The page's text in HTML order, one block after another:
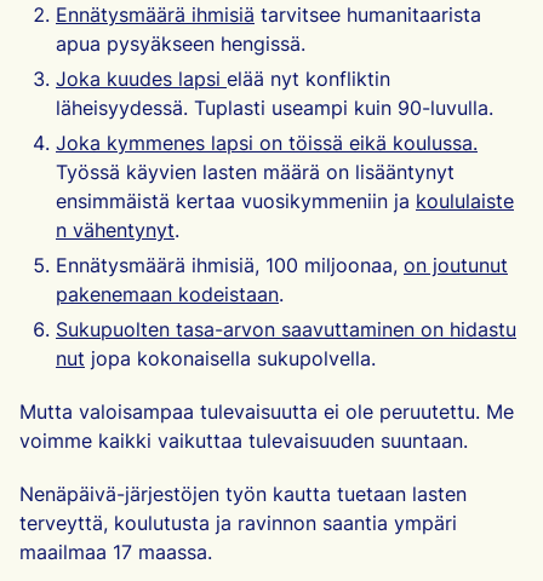
Ennätysmäärä ihmisiä tarvitsee humanitaarista
apua pysyäkseen hengissä.
Joka kuudes lapsi elää nyt konfliktin
läheisyydessä. Tuplasti useampi kuin 90-luvulla.
Joka kymmenes lapsi on töissä eikä koulussa.
Työssä käyvien lasten määrä on lisääntynyt
ensimmäistä kertaa vuosikymmeniin ja koululaiste
n vähentynyt.
Ennätysmäärä ihmisiä, 100 miljoonaa, on joutunut
pakenemaan kodeistaan.
Sukupuolten tasa-arvon saavuttaminen on hidastu
nut jopa kokonaisella sukupolvella.
Mutta valoisampaa tulevaisuutta ei ole peruutettu. Me
voimme kaikki vaikuttaa tulevaisuuden suuntaan.
Nenäpäivä-järjestöjen työn kautta tuetaan lasten
terveyttä, koulutusta ja ravinnon saantia ympäri
maailmaa 17 maassa.